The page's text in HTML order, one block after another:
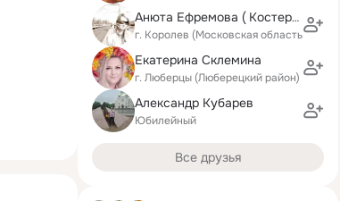
Анюта Ефремова ( Костерина)
г. Королев (Московская область)
Екатерина Склемина
г. Люберцы (Люберецкий район)
Александр Кубарев
Юбилейный
Все друзья